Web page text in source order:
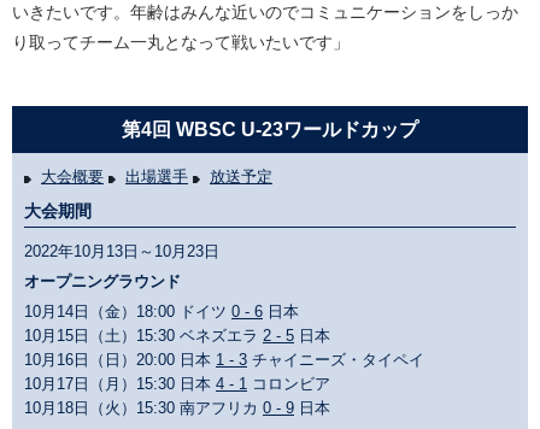
いきたいです。年齢はみんな近いのでコミュニケーションをしっか
り取ってチーム一丸となって戦いたいです」
第4回 WBSC U-23ワールドカップ
大会概要 出場選手 放送予定
大会期間
2022年10月13日～10月23日
オープニングラウンド
10月14日（金）18:00 ドイツ 0 - 6 日本
10月15日（土）15:30 ベネズエラ 2 - 5 日本
10月16日（日）20:00 日本 1 - 3 チャイニーズ・タイペイ
10月17日（月）15:30 日本 4 - 1 コロンビア
10月18日（火）15:30 南アフリカ 0 - 9 日本